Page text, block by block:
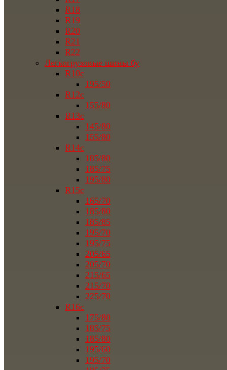
R18
R19
R20
R21
R22
Легкогрузовые шины бу
R10c
195/50
R12c
155/80
R13c
145/80
155/80
R14c
185/80
185/75
195/80
R15c
165/70
185/80
185/85
195/70
195/75
205/65
205/70
215/65
215/70
225/70
R16c
175/80
185/75
185/80
195/60
195/70